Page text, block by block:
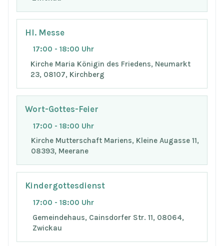
Hl. Messe
17:00 - 18:00 Uhr
Kirche Maria Königin des Friedens, Neumarkt
23, 08107, Kirchberg
Wort-Gottes-Feier
17:00 - 18:00 Uhr
Kirche Mutterschaft Mariens, Kleine Augasse 11,
08393, Meerane
Kindergottesdienst
17:00 - 18:00 Uhr
Gemeindehaus, Cainsdorfer Str. 11, 08064,
Zwickau